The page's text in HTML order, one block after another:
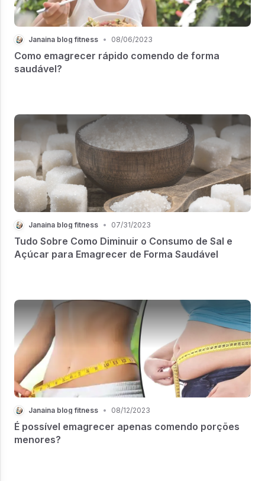
Janaina blog fitness • 08/06/2023
Como emagrecer rápido comendo de forma
saudável?
Janaina blog fitness • 07/31/2023
Tudo Sobre Como Diminuir o Consumo de Sal e
Açúcar para Emagrecer de Forma Saudável
Janaina blog fitness • 08/12/2023
É possível emagrecer apenas comendo porções
menores?